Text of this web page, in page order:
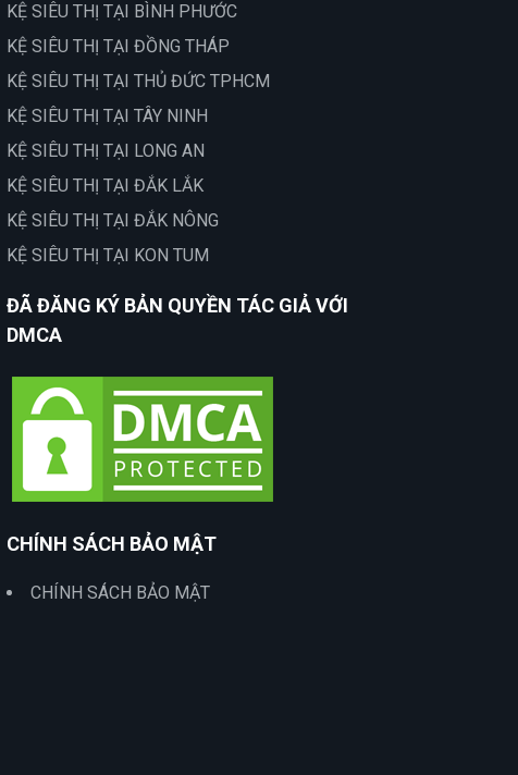
KỆ SIÊU THỊ TẠI BÌNH PHƯỚC
KỆ SIÊU THỊ TẠI ĐỒNG THÁP
KỆ SIÊU THỊ TẠI THỦ ĐỨC TPHCM
KỆ SIÊU THỊ TẠI TÂY NINH
KỆ SIÊU THỊ TẠI LONG AN
KỆ SIÊU THỊ TẠI ĐẮK LẮK
KỆ SIÊU THỊ TẠI ĐẮK NÔNG
KỆ SIÊU THỊ TẠI KON TUM
ĐÃ ĐĂNG KÝ BẢN QUYỀN TÁC GIẢ VỚI
DMCA
CHÍNH SÁCH BẢO MẬT
CHÍNH SÁCH BẢO MẬT